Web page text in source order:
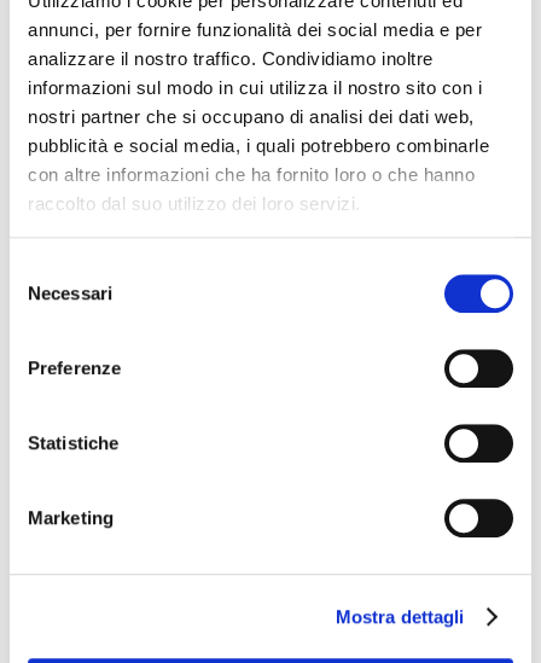
annunci, per fornire funzionalità dei social media e per
analizzare il nostro traffico. Condividiamo inoltre
informazioni sul modo in cui utilizza il nostro sito con i
nostri partner che si occupano di analisi dei dati web,
pubblicità e social media, i quali potrebbero combinarle
con altre informazioni che ha fornito loro o che hanno
raccolto dal suo utilizzo dei loro servizi.
delNecessari
Preferenze
Statistiche
Marketing
Mostra dettagli
Valpolicella.
Fonte: Ansa
Altre news dal
mondo del vino